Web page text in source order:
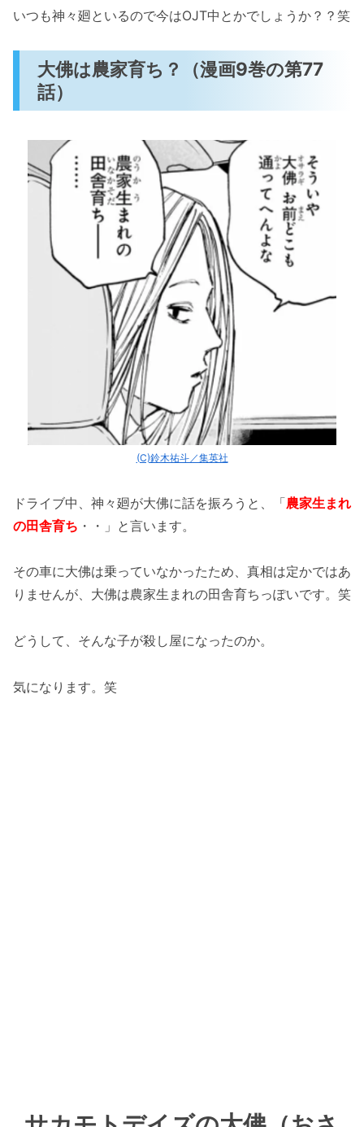
いつも神々廻といるので今はOJT中とかでしょうか？？笑
大佛は農家育ち？（漫画9巻の第77
話）
(C)鈴木祐斗／集英社
ドライブ中、神々廻が大佛に話を振ろうと、「農家生まれ
の田舎育ち ・・」と言います。
その車に大佛は乗っていなかったため、真相は定かではあ
りませんが、大佛は農家生まれの田舎育ちっぽいです。笑
どうして、そんな子が殺し屋になったのか。
気になります。笑